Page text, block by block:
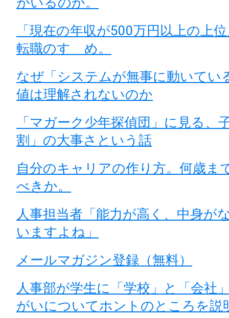
「現在の年収が500万円以上の上
転職のすゝめ。
なぜ「システムが無事に動いてい
値は理解されないのか
「マガーク少年探偵団」に見る、
割」の大事さという話
自分のキャリアの作り方。何歳ま
べきか。
人事担当者「能力が高く、中身が
いますよね」
メールマガジン登録（無料）
人事部が学生に「学校」と「会社
がいについてホントのところを説